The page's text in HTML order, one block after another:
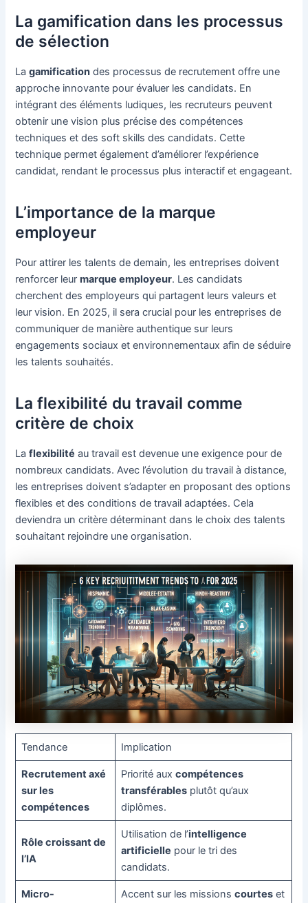
La gamification dans les processus
de sélection
Lagamification des processus de recrutement offre une
approche innovante pour évaluer les candidats. En
intégrant des éléments ludiques, les recruteurs peuvent
obtenir une vision plus précise des compétences
techniques et des soft skills des candidats. Cette
technique permet également d’améliorer l’expérience
candidat, rendant le processus plus interactif et engageant.
L’importance de la marque
employeur
Pour attirer les talents de demain, les entreprises doivent
renforcer leurmarque employeur. Les candidats
cherchent des employeurs qui partagent leurs valeurs et
leur vision. En 2025, il sera crucial pour les entreprises de
communiquer de manière authentique sur leurs
engagements sociaux et environnementaux afin de séduire
les talents souhaités.
La flexibilité du travail comme
critère de choix
Laflexibilité au travail est devenue une exigence pour de
nombreux candidats. Avec l’évolution du travail à distance,
les entreprises doivent s’adapter en proposant des options
flexibles et des conditions de travail adaptées. Cela
deviendra un critère déterminant dans le choix des talents
souhaitant rejoindre une organisation.
Tendance Implication
Recrutement axé
sur les
compétences
Priorité aux compétences
transférablesplutôt qu’aux
diplômes.
Rôle croissant de
l’IA
Utilisation de l’intelligence
artificielle pour le tri des
candidats.
Micro- Accent sur les missions courteset